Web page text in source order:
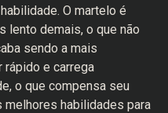
O martelo é
lento demais, o que não
sendo a mais
e carrega
o que compensa seu
melhores habilidades para